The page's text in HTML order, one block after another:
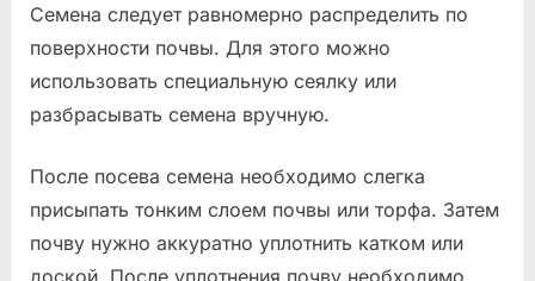
Семена следует равномерно распределить по
поверхности почвы. Для этого можно
использовать специальную сеялку или
разбрасывать семена вручную.
После посева семена необходимо слегка
присыпать тонким слоем почвы или торфа. Затем
почву нужно аккуратно уплотнить катком или